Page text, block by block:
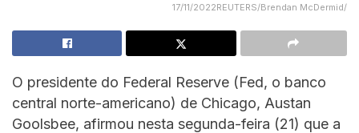
17/11/2022REUTERS/Brendan McDermid/
O presidente do Federal Reserve (Fed, o banco
central norte-americano) de Chicago, Austan
Goolsbee, afirmou nesta segunda-feira (21) que a